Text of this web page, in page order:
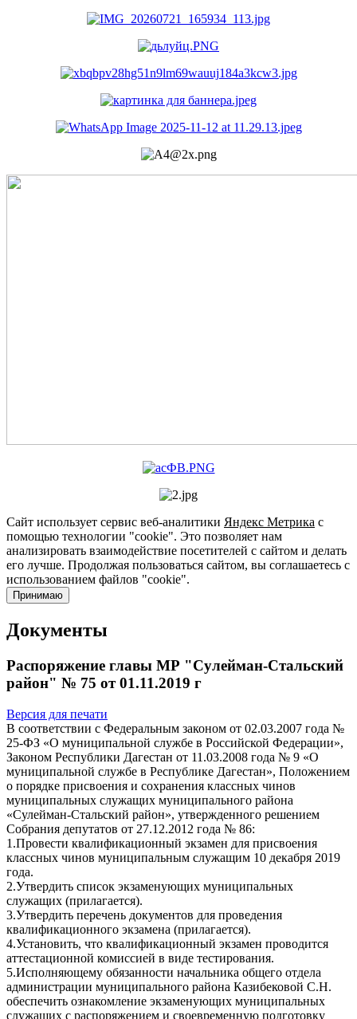
Сайт использует сервис веб-аналитики Яндекс Метрика с
помощью технологии "cookie". Это позволяет нам
анализировать взаимодействие посетителей с сайтом и делать
его лучше. Продолжая пользоваться сайтом, вы соглашаетесь с
использованием файлов "cookie".
Принимаю
Документы
Распоряжение главы МР "Сулейман-Стальский
район" № 75 от 01.11.2019 г
Версия для печати
В соответствии с Федеральным законом от 02.03.2007 года №
25-ФЗ «О муниципальной службе в Российской Федерации»,
Законом Республики Дагестан от 11.03.2008 года № 9 «О
муниципальной службе в Республике Дагестан», Положением
о порядке присвоения и сохранения классных чинов
муниципальных служащих муниципального района
«Сулейман-Стальский район», утвержденного решением
Собрания депутатов от 27.12.2012 года № 86:
1.Провести квалификационный экзамен для присвоения
классных чинов муниципальным служащим 10 декабря 2019
года.
2.Утвердить список экзаменующих муниципальных
служащих (прилагается).
3.Утвердить перечень документов для проведения
квалификационного экзамена (прилагается).
4.Установить, что квалификационный экзамен проводится
аттестационной комиссией в виде тестирования.
5.Исполняющему обязанности начальника общего отдела
администрации муниципального района Казибековой С.Н.
обеспечить ознакомление экзаменующих муниципальных
служащих с распоряжением и своевременную подготовку